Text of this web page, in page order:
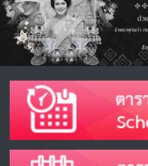
Previous